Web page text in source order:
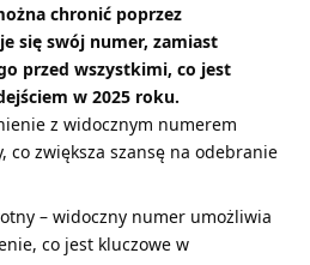
chronić poprzez
się swój numer, zamiast
przed wszystkimi, co jest
w 2025 roku.
z widocznym numerem
co zwiększa szansę na odebranie
– widoczny numer umożliwia
co jest kluczowe w